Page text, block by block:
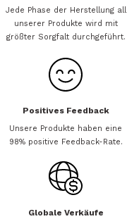
Jede Phase der Herstellung all
unserer Produkte wird mit
größter Sorgfalt durchgeführt.
Positives Feedback
Unsere Produkte haben eine
98% positive Feedback-Rate.
Globale Verkäufe